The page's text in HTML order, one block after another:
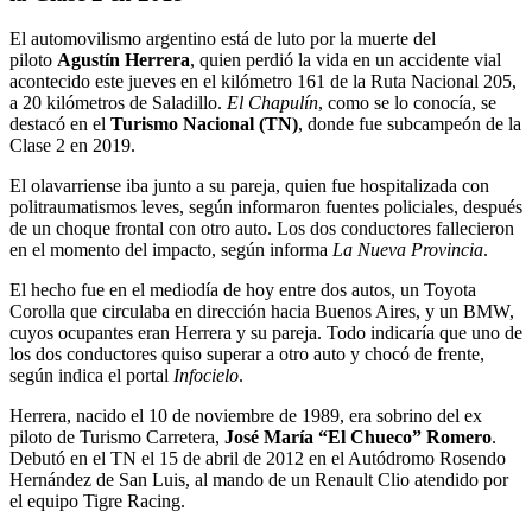
El automovilismo argentino está de luto por la muerte del
piloto Agustín Herrera, quien perdió la vida en un accidente vial
acontecido este jueves en el kilómetro 161 de la Ruta Nacional 205,
a 20 kilómetros de Saladillo. El Chapulín, como se lo conocía, se
destacó en el Turismo Nacional (TN), donde fue subcampeón de la
Clase 2 en 2019.
El olavarriense iba junto a su pareja, quien fue hospitalizada con
politraumatismos leves, según informaron fuentes policiales, después
de un choque frontal con otro auto. Los dos conductores fallecieron
en el momento del impacto, según informa La Nueva Provincia.
El hecho fue en el mediodía de hoy entre dos autos, un Toyota
Corolla que circulaba en dirección hacia Buenos Aires, y un BMW,
cuyos ocupantes eran Herrera y su pareja. Todo indicaría que uno de
los dos conductores quiso superar a otro auto y chocó de frente,
según indica el portal Infocielo.
Herrera, nacido el 10 de noviembre de 1989, era sobrino del ex
piloto de Turismo Carretera, José María “El Chueco” Romero.
Debutó en el TN el 15 de abril de 2012 en el Autódromo Rosendo
Hernández de San Luis, al mando de un Renault Clio atendido por
el equipo Tigre Racing.